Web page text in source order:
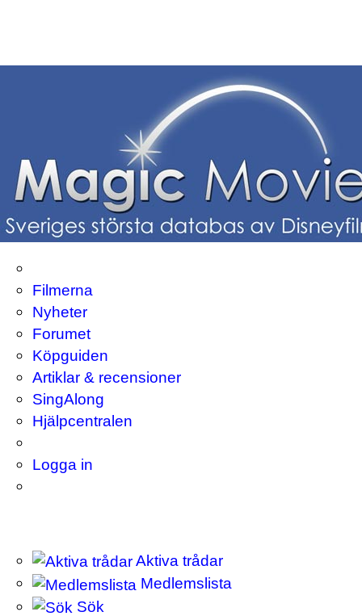
Filmerna
Nyheter
Forumet
Köpguiden
Artiklar & recensioner
SingAlong
Hjälpcentralen
Logga in
Aktiva trådar
Medlemslista
Sök